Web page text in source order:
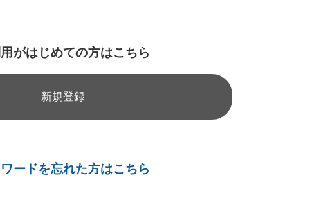
がはじめての方はこちら
新規登録
ードを忘れた方はこちら